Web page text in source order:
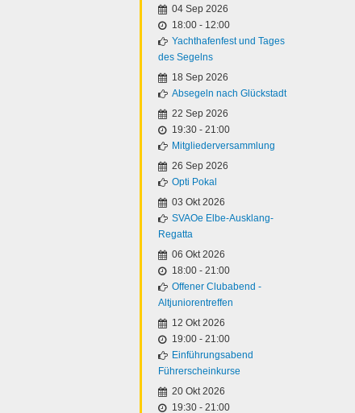
04 Sep 2026
18:00 - 12:00
Yachthafenfest und Tages
des Segelns
18 Sep 2026
Absegeln nach Glückstadt
22 Sep 2026
19:30 - 21:00
Mitgliederversammlung
26 Sep 2026
Opti Pokal
03 Okt 2026
SVAOe Elbe-Ausklang-
Regatta
06 Okt 2026
18:00 - 21:00
Offener Clubabend -
Altjuniorentreffen
12 Okt 2026
19:00 - 21:00
Einführungsabend
Führerscheinkurse
20 Okt 2026
19:30 - 21:00